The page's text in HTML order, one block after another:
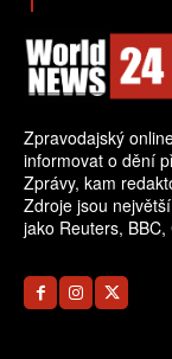
Zpravodajský
informovat o dění
Zprávy, kam
Zdroje jsou
jako Reuters,